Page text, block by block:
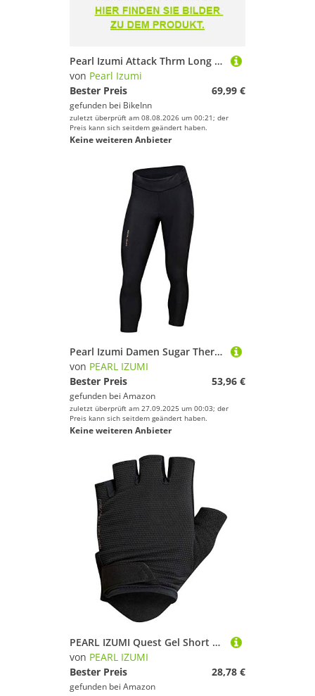
Pearl Izumi Attack Thrm Long Sleeve Jersey Schwarz S Mann
von Pearl Izumi
Bester Preis
69,99 €
gefunden bei BikeInn
zuletzt überprüft am 08.08.2026 um 00:21; der
Preis kann sich seitdem geändert haben.
Keine weiteren Anbieter
Pearl Izumi Damen Sugar Thermal Cycling Crop Radhose lang, Black, S
von PEARL IZUMI
Bester Preis
53,96 €
gefunden bei Amazon
zuletzt überprüft am 27.09.2025 um 00:03; der
Preis kann sich seitdem geändert haben.
Keine weiteren Anbieter
PEARL IZUMI Quest Gel Short Gloves L
von PEARL IZUMI
Bester Preis
28,78 €
gefunden bei Amazon